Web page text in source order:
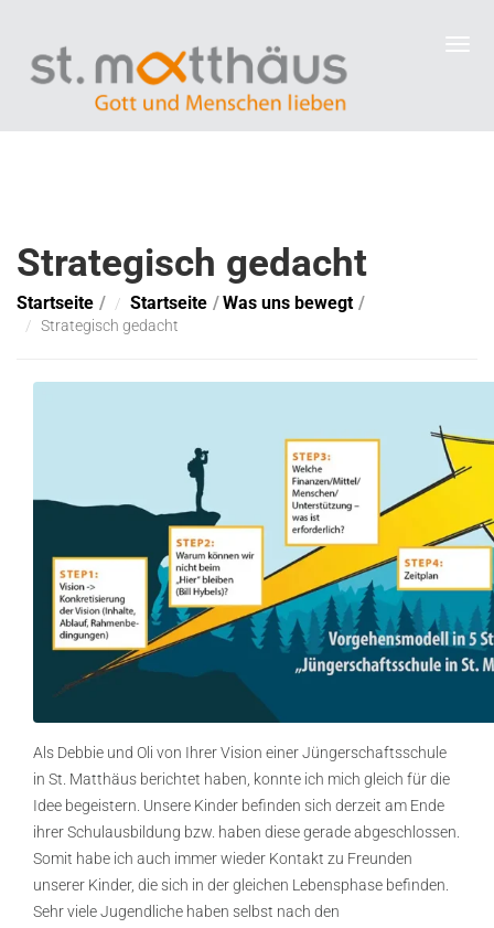
Strategisch gedacht
Startseite Startseite Was uns bewegt
Strategisch gedacht
Als Debbie und Oli von Ihrer Vision einer Jüngerschaftsschule
in St. Matthäus berichtet haben, konnte ich mich gleich für die
Idee begeistern. Unsere Kinder befinden sich derzeit am Ende
ihrer Schulausbildung bzw. haben diese gerade abgeschlossen.
Somit habe ich auch immer wieder Kontakt zu Freunden
unserer Kinder, die sich in der gleichen Lebensphase befinden.
Sehr viele Jugendliche haben selbst nach den